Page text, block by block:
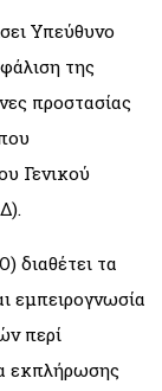
Υπεύθυνο
της
προστασίας
Γενικού
διαθέτει τα
εμπειρογνωσία
περί
εκπλήρωσης